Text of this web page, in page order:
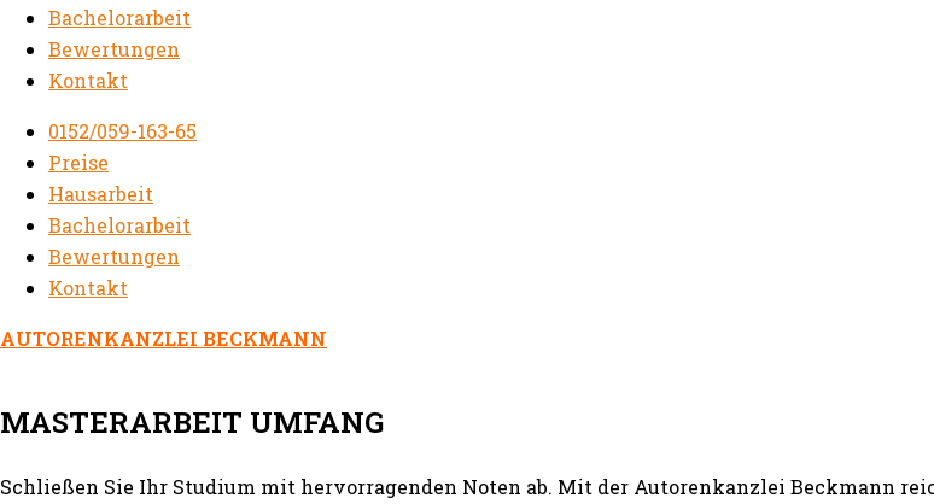
Bachelorarbeit
Bewertungen
Kontakt
0152/059-163-65
Preise
Hausarbeit
Bachelorarbeit
Bewertungen
Kontakt
AUTORENKANZLEI BECKMANN
MASTERARBEIT UMFANG
Schließen Sie Ihr Studium mit hervorragenden Noten ab. Mit der Autorenkanzlei Beckmann